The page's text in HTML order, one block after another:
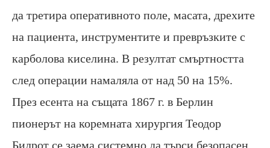
да третира оперативното поле, масата, дрехите
на пациента, инструментите и превръзките с
карболова киселина. В резултат смъртността
след операции намаляла от над 50 на 15%.
През есента на същата 1867 г. в Берлин
пионерът на коремната хирургия Теодор
Билрот се заема системно да търси безопасен